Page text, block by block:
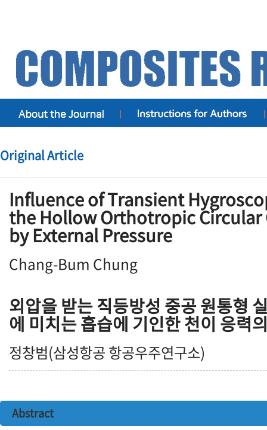
Original Article
Influence of Transient
the Hollow Orthotropic Circular
by External Pressure
Chang-Bum Chung
외압을 받는 직등방성 중공 원통형
에 미치는 흡습에 기인한 천이 응력
정창범(삼성항공 항공우주연구소)
Abstract